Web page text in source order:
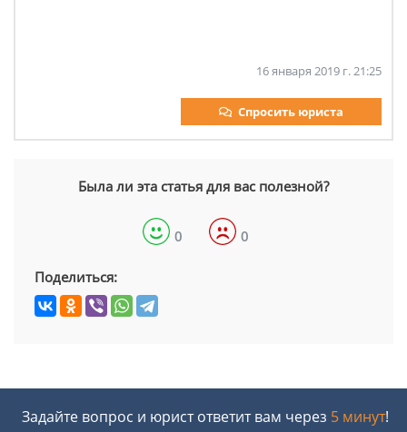
16 января 2019 г. 21:25
Спросить юриста
Была ли эта статья для вас полезной?
0 0
Поделиться:
Задайте вопрос и юрист ответит вам через 5 минут!